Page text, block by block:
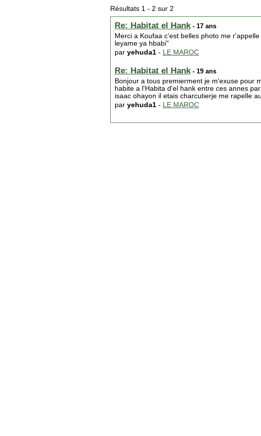
Résultats 1 - 2 sur 2
Re: Habitat el Hank- 17 ans
Merci a Koufaa c'est belles photo me
leyame ya hbabi"
par yehuda1 - LE MAROC
Re: Habitat el Hank- 19 ans
Bonjour a tous premierment je m'exuse pour
habite a l'Habita d'el hank entre ces annes
isaac ohayon il etais charcutierje me rapelle
par yehuda1 - LE MAROC